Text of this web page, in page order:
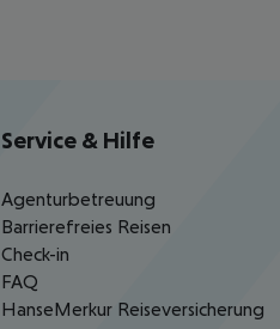
Service & Hilfe
Agenturbetreuung
Barrierefreies Reisen
Check-in
FAQ
HanseMerkur Reiseversicherung